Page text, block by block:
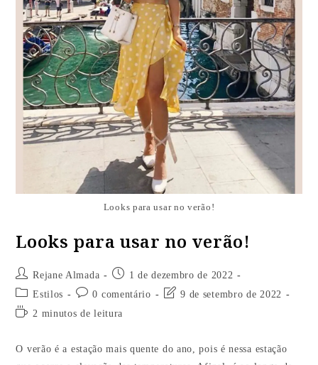
Looks para usar no verão!
Looks para usar no verão!
Rejane Almada
1 de dezembro de 2022
Estilos
0 comentário
9 de setembro de 2022
2 minutos de leitura
O verão é a estação mais quente do ano, pois é nessa estação